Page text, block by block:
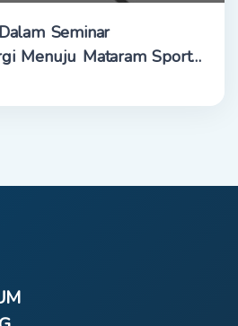
Seminar
Menuju Mataram Sport